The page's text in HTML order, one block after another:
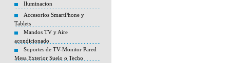
Iluminacion
Accesorios SmartPhone y
Tablets
Mandos TV y Aire
acondicionado
Soportes de TV-Monitor Pared
Mesa Exterior Suelo o Techo